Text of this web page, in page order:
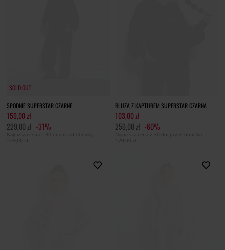
SOLD OUT
SOLD OUT
SPODNIE SUPERSTAR CZARNE
159,00 zł
229,00 zł -31%
Najniższa cena z 30 dni przed obniżką
229,00 zł
BLUZA Z KAPTUREM SUPERSTAR CZARNA
103,00 zł
259,00 zł -60%
Najniższa cena z 30 dni przed obniżką
129,00 zł